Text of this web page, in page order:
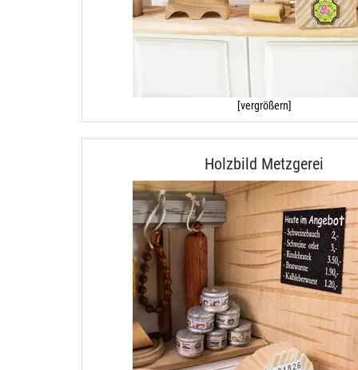
[vergrößern]
Holzbild Metzgerei